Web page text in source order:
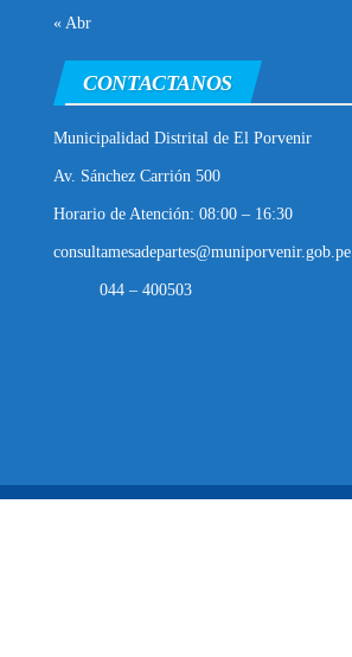
« Abr
CONTACTANOS
Municipalidad Distrital de El Porvenir
Av. Sánchez Carrión 500
Horario de Atención: 08:00 – 16:30
consultamesadepartes@muniporvenir.gob.pe
044 – 400503